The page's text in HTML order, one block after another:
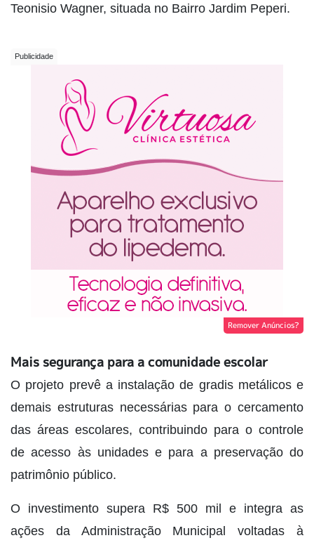
Teonisio Wagner, situada no Bairro Jardim Peperi.
Remover Anúncios?
Mais segurança para a comunidade escolar
O projeto prevê a instalação de gradis metálicos e
demais estruturas necessárias para o cercamento
das áreas escolares, contribuindo para o controle
de acesso às unidades e para a preservação do
patrimônio público.
O investimento supera R$ 500 mil e integra as
ações da Administração Municipal voltadas à